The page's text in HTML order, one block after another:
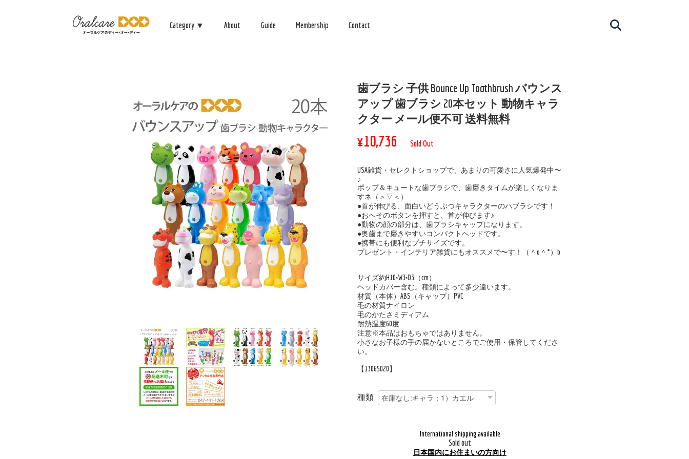
Category ▼ About Guide Membership Contact
歯ブラシ 子供 Bounce Up Toothbrush バウンス
アップ 歯ブラシ 20本セット 動物キャラ
クター メール便不可 送料無料
¥10,736 Sold Out
USA雑貨・セレクトショップで、あまりの可愛さに人気爆発中〜
♪
ポップ＆キュートな歯ブラシで、歯磨きタイムが楽しくなりま
すネ（＞▽＜）
●首が伸びる、面白いどうぶつキャラクターのハブラシです！
●おへそのボタンを押すと、首が伸びます♪
●動物の顔の部分は、歯ブラシキャップになります。
●奥歯まで磨きやすいコンパクトヘッドです。
●携帯にも便利なプチサイズです。
プレゼント・インテリア雑貨にもオススメで〜す！（＾o＾*）b
サイズ約H10×W3×D3（cm）
ヘッドカバー含む。種類によって多少違います。
材質（本体）ABS（キャップ）PVC
毛の材質ナイロン
毛のかたさミディアム
耐熱温度60度
注意※本品はおもちゃではありません。
小さなお子様の手の届かないところでご使用・保管してくださ
い。
【13065020】
種類
International shipping available
Sold out
日本国内にお住まいの方向け